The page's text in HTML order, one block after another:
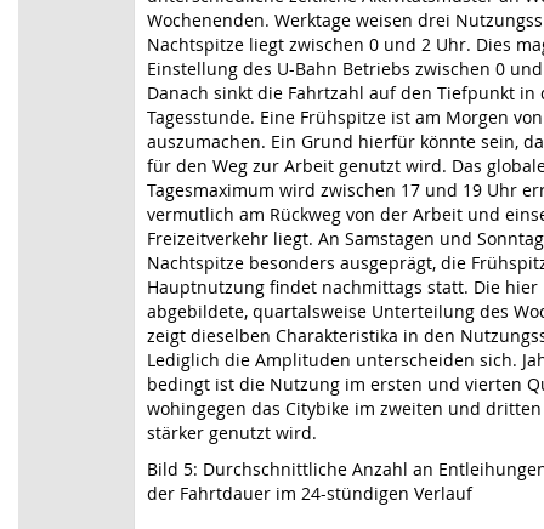
Wochenenden. Werktage weisen drei
Nachtspitze liegt zwischen 0 und 2 Uhr. Dies
Einstellung des U-Bahn Betriebs zwischen 0
Danach sinkt die Fahrtzahl auf den Tiefpunkt
Tagesstunde. Eine Frühspitze ist am Morgen
auszumachen. Ein Grund hierfür könnte sein,
für den Weg zur Arbeit genutzt wird. Das
Tagesmaximum wird zwischen 17 und 19 Uhr
vermutlich am Rückweg von der Arbeit und
Freizeitverkehr liegt. An Samstagen und
Nachtspitze besonders ausgeprägt, die
Hauptnutzung findet nachmittags statt. Die hier
abgebildete, quartalsweise Unterteilung des
zeigt dieselben Charakteristika in den
Lediglich die Amplituden unterscheiden sich.
bedingt ist die Nutzung im ersten und vierten
wohingegen das Citybike im zweiten und
stärker genutzt wird.
Bild 5: Durchschnittliche Anzahl an
der Fahrtdauer im 24-stündigen Verlauf